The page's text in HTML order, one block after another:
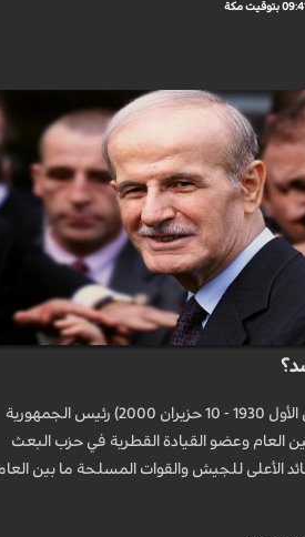
حافظ الأسد (6 تشرين الأول 1930 - 10 حزيران 2000) رئيس الجمهورية
العام وعضو القيادة القطرية في حزب البعث
الأعلى للجيش والقوات المسلحة ما بين